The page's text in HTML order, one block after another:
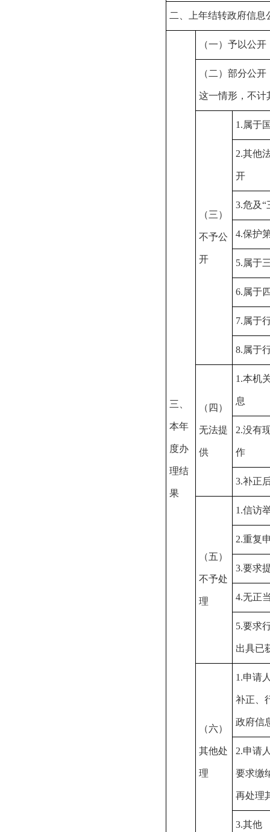
二、上年结转政府信息
三、
本年
度办
理结
果
（一）予以公开
（二）部分公
这一情形，不计
（三）
不予公
开
1.属于
2.其他
开
3.危及“
4.保护
5.属于
6.属于
7.属于
8.属于
（四）
无法提
供
1.本机
息
2.没有
作
3.补正
（五）
不予处
理
1.信访
2.重复
3.要求
4.无正
5.要求
出具已
（六）
其他处
理
1.申请
补正、
政府信
2.申请
要求缴
再处理
3.其他